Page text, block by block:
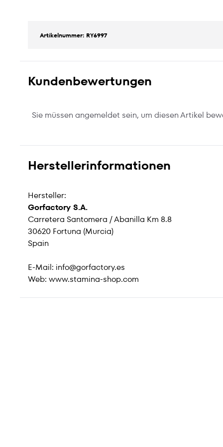
Artikelnummer: RY6997
Kundenbewertungen
Sie müssen angemeldet sein, um diesen Artikel
Herstellerinformationen
Hersteller:
Gorfactory S.A.
Carretera Santomera / Abanilla Km 8.8
30620 Fortuna (Murcia)
Spain
E-Mail: info@gorfactory.es
Web: www.stamina-shop.com